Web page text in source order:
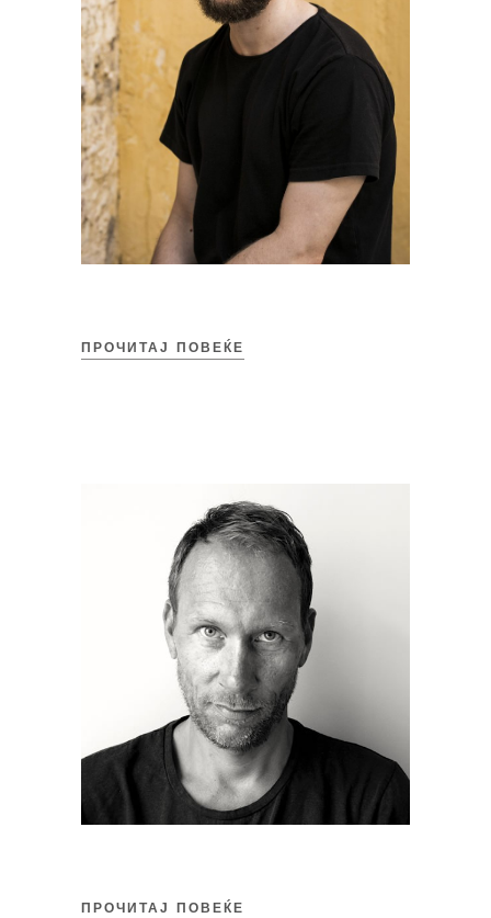
ПРОЧИТАЈ ПОВЕЌЕ
ПРОЧИТАЈ ПОВЕЌЕ